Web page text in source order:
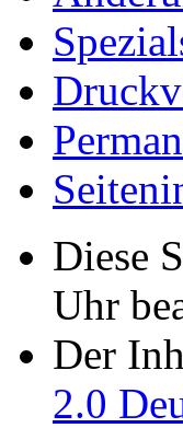
Diese
Uhr
Der
2.0